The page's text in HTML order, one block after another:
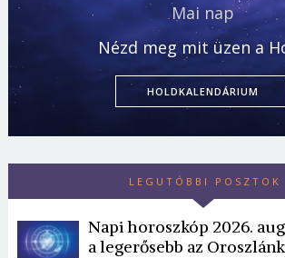
Mai nap
Nézd meg mit üzen a
HOLDKALENDÁRIUM
LEGUTÓBBI POSZTOK
Napi horoszkóp 2026.
a legerősebb az